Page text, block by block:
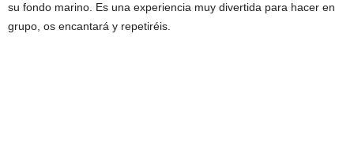
su fondo marino. Es una experiencia muy divertida para hacer en
grupo, os encantará y repetiréis.